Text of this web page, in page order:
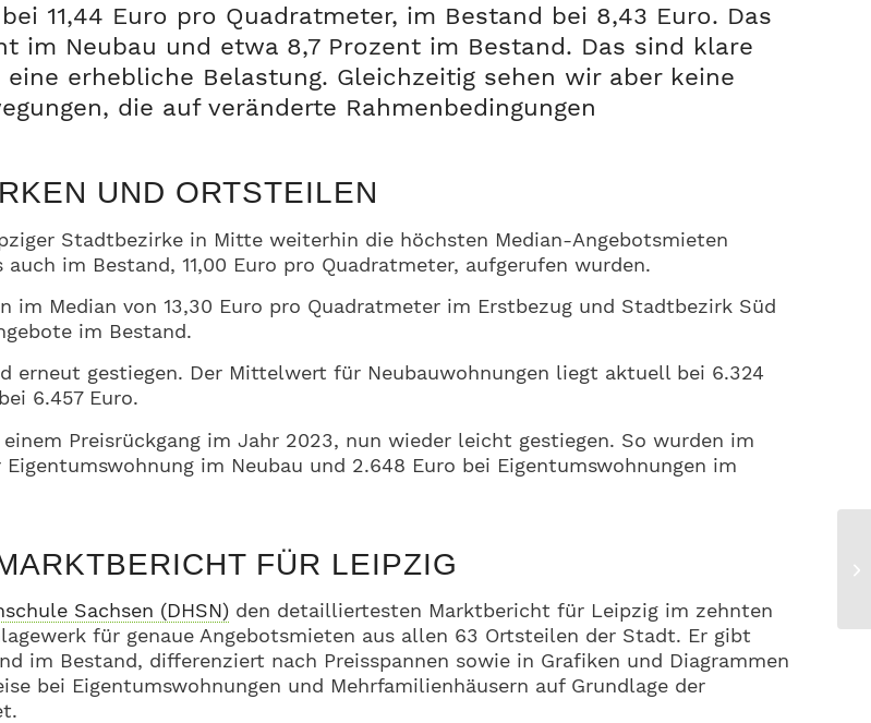
11,44 Euro pro Quadratmeter, im Bestand bei 8,43 Euro. Das
im Neubau und etwa 8,7 Prozent im Bestand. Das sind klare
erhebliche Belastung. Gleichzeitig sehen wir aber keine
die auf veränderte Rahmenbedingungen
UND ORTSTEILEN
Stadtbezirke in Mitte weiterhin die höchsten Median-Angebotsmieten
im Bestand, 11,00 Euro pro Quadratmeter, aufgerufen wurden.
Median von 13,30 Euro pro Quadratmeter im Erstbezug und Stadtbezirk Süd
im Bestand.
erneut gestiegen. Der Mittelwert für Neubauwohnungen liegt aktuell bei 6.324
6.457 Euro.
Preisrückgang im Jahr 2023, nun wieder leicht gestiegen. So wurden im
im Neubau und 2.648 Euro bei Eigentumswohnungen im
FÜR LEIPZIG
Sachsen (DHSN) den detailliertesten Marktbericht für Leipzig im zehnten
für genaue Angebotsmieten aus allen 63 Ortsteilen der Stadt. Er gibt
im Bestand, differenziert nach Preisspannen sowie in Grafiken und Diagrammen
bei Eigentumswohnungen und Mehrfamilienhäusern auf Grundlage der